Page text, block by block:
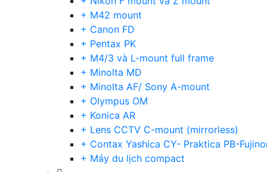
+ M42 mount
+ Canon FD
+ Pentax PK
+ M4/3 và L-mount full frame
+ Minolta MD
+ Minolta AF/ Sony A-mount
+ Olympus OM
+ Konica AR
+ Lens CCTV C-mount (mirrorless)
+ Contax Yashica CY- Praktica PB-
+ Máy du lịch compact